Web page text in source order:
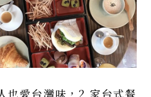
也愛台灣味，2 家台式餐